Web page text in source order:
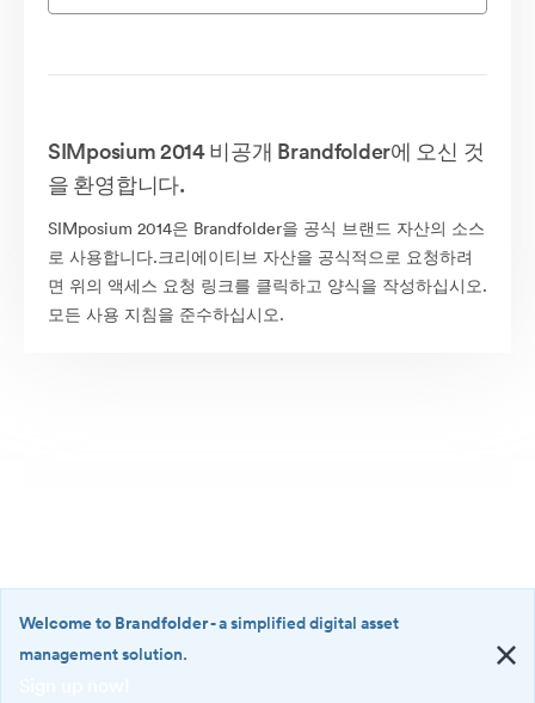
SIMposium 2014 비공개 Brandfolder에 오신 것
을 환영합니다.
SIMposium 2014은 Brandfolder을 공식 브랜드 자산의 소스
로 사용합니다.크리에이티브 자산을 공식적으로 요청하려
면 위의 액세스 요청 링크를 클릭하고 양식을 작성하십시오.
모든 사용 지침을 준수하십시오.
Welcome to Brandfolder- a simplified digital asset
management solution.